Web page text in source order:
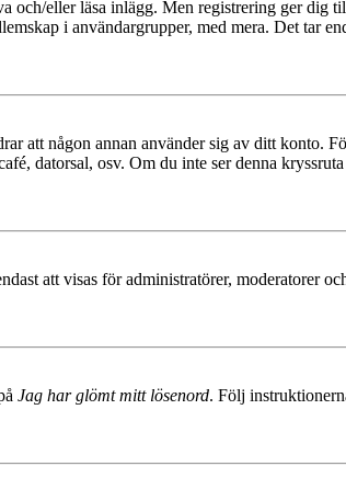
och/eller läsa inlägg. Men registrering ger dig
i användargrupper, med mera. Det tar
att någon annan använder sig av ditt konto.
datorsal, osv. Om du inte ser denna kryssruta
att visas för administratörer, moderatorer
Jag har glömt mitt lösenord. Följ